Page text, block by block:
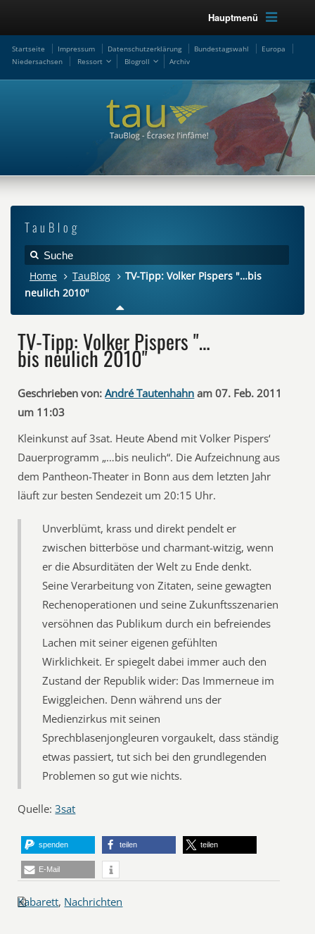
Hauptmenü
Startseite Impressum Datenschutzerklärung Bundestagswahl
Europa
Niedersachsen
Ressort Blogroll Archiv
TauBlog
Home TauBlog
TV-Tipp: Volker Pispers "…bis
neulich 2010"
TV-Tipp: Volker Pispers "…
bis neulich 2010"
Geschrieben von: André Tautenhahn am 07. Feb. 2011
um 11:03
Kleinkunst auf 3sat. Heute Abend mit Volker Pispers‘
Dauerprogramm „…bis neulich“. Die Aufzeichnung aus
dem Pantheon-Theater in Bonn aus dem letzten Jahr
läuft zur besten Sendezeit um 20:15 Uhr.
Unverblümt, krass und direkt pendelt er
zwischen bitterböse und charmant-witzig, wenn
er die Absurditäten der Welt zu Ende denkt.
Seine Verarbeitung von Zitaten, seine gewagten
Rechenoperationen und seine Zukunftsszenarien
versöhnen das Publikum durch ein befreiendes
Lachen mit seiner eigenen gefühlten
Wirklichkeit. Er spiegelt dabei immer auch den
Zustand der Republik wider: Das Immerneue im
Ewiggleichen. Denn während uns der
Medienzirkus mit seinen
Sprechblasenjongleuren vorgaukelt, dass ständig
etwas passiert, tut sich bei den grundlegenden
Problemen so gut wie nichts.
Quelle:3sat
spenden teilen teilen
E-Mail
Kabarett, Nachrichten